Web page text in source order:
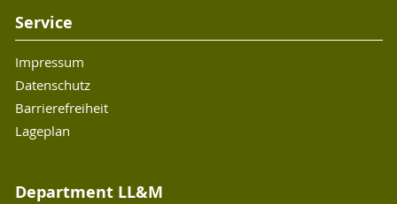
Service
Impressum
Datenschutz
Barrierefreiheit
Lageplan
Department LL&M